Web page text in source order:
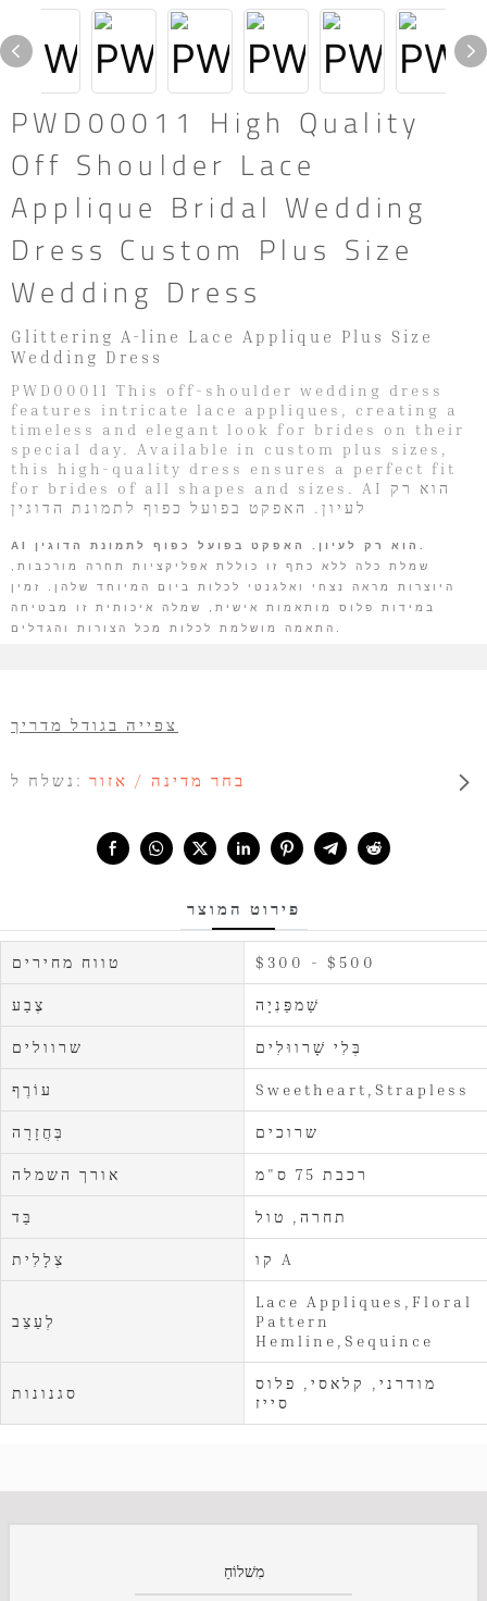
PWD00011 High Quality
Off Shoulder Lace
Applique Bridal Wedding
Dress Custom Plus Size
Wedding Dress
Glittering A-line Lace Applique Plus Size
Wedding Dress
PWD00011 This off-shoulder wedding dress
features intricate lace appliques, creating a
timeless and elegant look for brides on their
special day. Available in custom plus sizes,
this high-quality dress ensures a perfect fit
for brides of all shapes and sizes. AI הוא רק
לעיון. האפקט בפועל כפוף לתמונת הדוגין
שמלת כלה ללא כתף זו כוללת אפליקציות תחרה מורכבות,
היוצרות מראה נצחי ואלגנטי לכלות ביום המיוחד שלהן. זמין
במידות פלוס מותאמות אישית, שמלה איכותית זו מבטיחה
נשלח ל: בחר מדינה / אזור
צפייה בגודל מדריך
פירוט המוצר
טווח מחירים $300 - $500
צֶבַע שַׁמפַּנִיָה
שרוולים בְּלִי שָׁרווּלִים
עוֹרֶף Sweetheart,Strapless
בְּחֲזָרָה שרוכים
אורך השמלה רכבת 75 ס"מ
בַּד תחרה, טול
צְלָלִית קו A
לְעַצֵב
Lace Appliques,Floral
Pattern
Hemline,Sequince
סגנונות
מודרני, קלאסי, פלוס
סייז
מִשׁלוֹחַ